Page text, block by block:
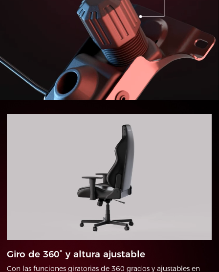
Giro de 360° y altura ajustable
Con las funciones giratorias de 360 grados y ajustables en